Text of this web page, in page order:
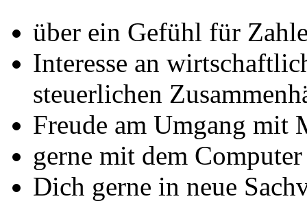
über ein Gefühl für
Interesse an
steuerlichen
Freude am Umgang mit
gerne mit dem
Dich gerne in neue